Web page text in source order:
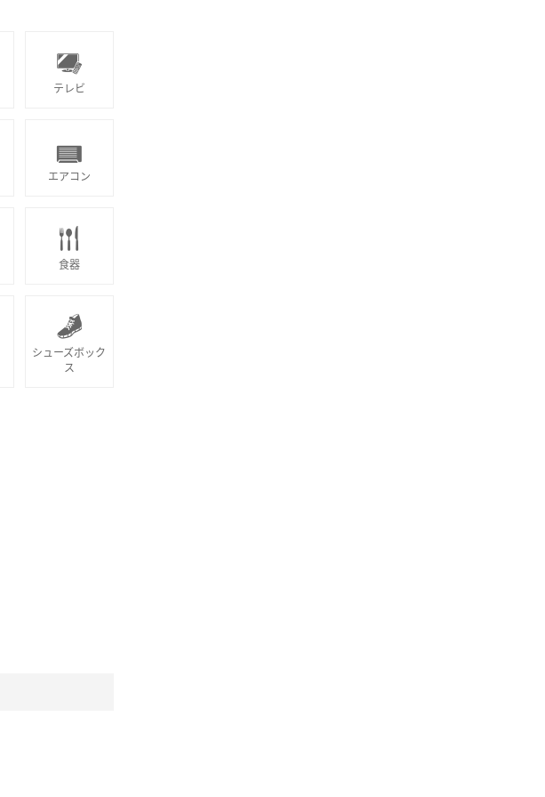
テレビ
エアコン
食器
シューズボック
ス